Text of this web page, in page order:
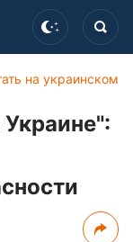
на украинском